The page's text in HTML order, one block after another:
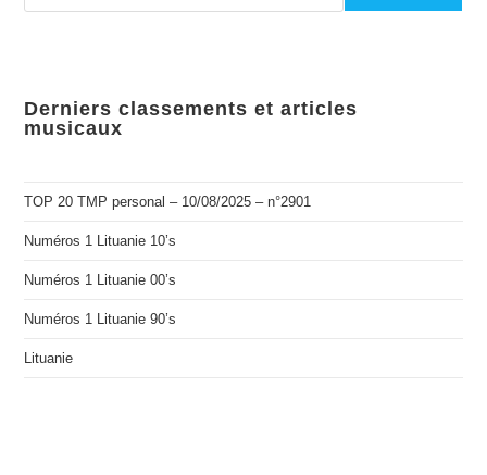
Derniers classements et articles
musicaux
TOP 20 TMP personal – 10/08/2025 – n°2901
Numéros 1 Lituanie 10’s
Numéros 1 Lituanie 00’s
Numéros 1 Lituanie 90’s
Lituanie